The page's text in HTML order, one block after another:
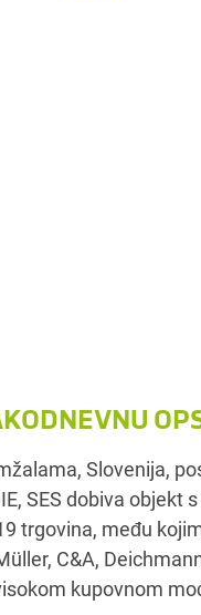
Slovenija,
SES dobiva objekt
trgovina, među
C&A,
kupovnom
oko 140.000 ljudi.
a predstavlja